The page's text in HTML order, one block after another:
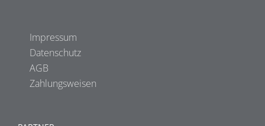
Impressum
Datenschutz
AGB
Zahlungsweisen